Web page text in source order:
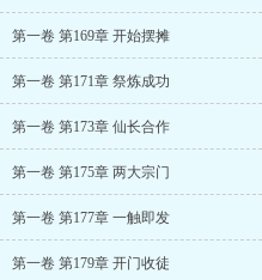
第一卷 第169章 开始摆摊
第一卷 第171章 祭炼成功
第一卷 第173章 仙长合作
第一卷 第175章 两大宗门
第一卷 第177章 一触即发
第一卷 第179章 开门收徒